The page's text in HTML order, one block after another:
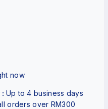
now
Up to 4 business days
orders over RM300